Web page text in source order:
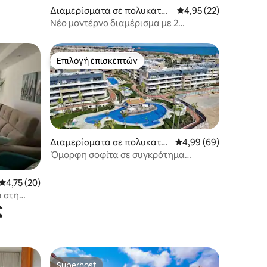
Διαμερίσματα σε πολυκατοι
κία
Μέση βαθμολογία:
4,95 (22)
Νέο μοντέρνο διαμέρισμα με 2
βαθμολογία: 4,75 στα 5, 20 κριτικές
4,75 (20)
στη
Επιλογή επισκεπτών
Επιλογή επισκεπτών
Διαμερίσματα σε πολυκατοι
κία
Μέση βαθμολογία:
4,99 (69)
Όμορφη σοφίτα σε συγκρότημα